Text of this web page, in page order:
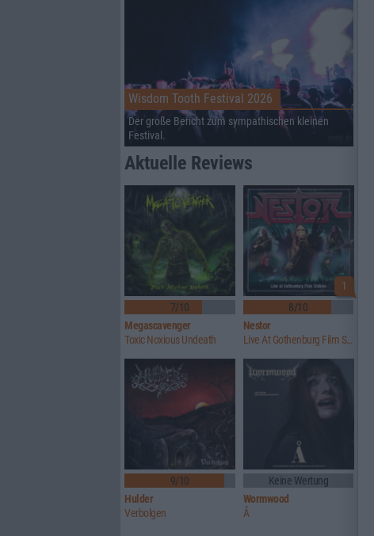
Wisdom Tooth Festival 2026
Der große Bericht zum sympathischen kleinen
Festival.
Aktuelle Reviews
7/10
Megascavenger
Toxic Noxious Undeath
1
8/10
Nestor
Live At Gothenburg Film Studios
9/10
Hulder
Verbolgen
Keine Wertung
Wormwood
Å